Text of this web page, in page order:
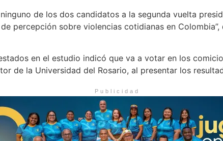
de los dos candidatos a la segunda vuelta
percepción sobre violencias cotidianas en
en el estudio indicó que va a votar en los
de la Universidad del Rosario, al presentar los
Publicidad